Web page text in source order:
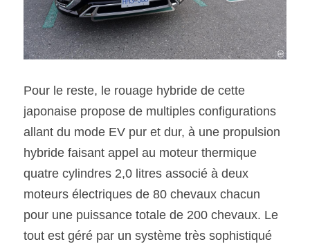
Pour le reste, le rouage hybride de cette
japonaise propose de multiples configurations
allant du mode EV pur et dur, à une propulsion
hybride faisant appel au moteur thermique
quatre cylindres 2,0 litres associé à deux
moteurs électriques de 80 chevaux chacun
pour une puissance totale de 200 chevaux. Le
tout est géré par un système très sophistiqué